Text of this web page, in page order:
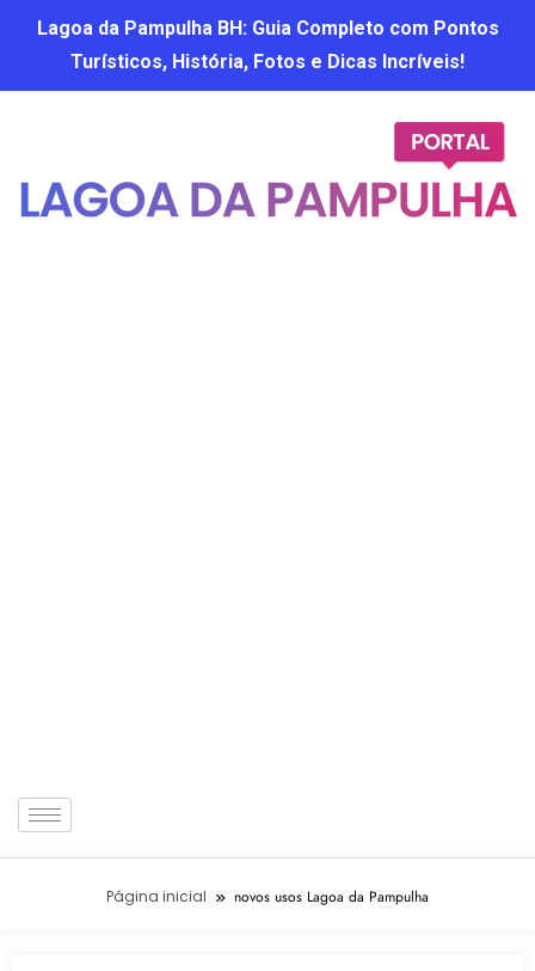
Lagoa da Pampulha BH: Guia Completo com Pontos
Turísticos, História, Fotos e Dicas Incríveis!
Página inicial novos usos Lagoa da Pampulha